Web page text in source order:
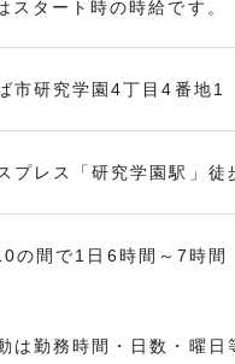
タート時の時給です。
市研究学園4丁目4番地1
プレス「研究学園駅」徒
の間で1日6時間～7時間
は勤務時間・日数・曜日